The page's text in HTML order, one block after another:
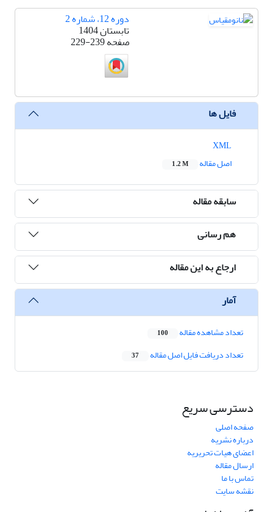
دوره 12، شماره 2
تابستان 1404
صفحه229-239
فایل ها
اصل مقاله
1.2 M
سابقه مقاله
هم رسانی
ارجاع به این مقاله
آمار
تعداد مشاهده مقاله 100
تعداد دریافت فایل اصل مقاله 37
دسترسی سریع
صفحه اصلی
درباره نشریه
اعضای هیات تحریریه
ارسال مقاله
تماس با ما
نقشه سایت